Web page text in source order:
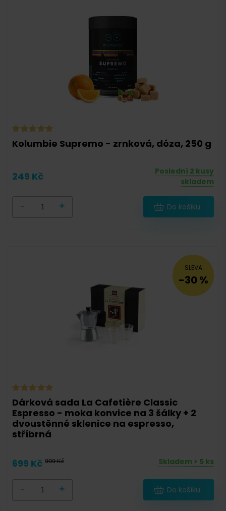
Kolumbie Supremo - zrnková, dóza, 250 g
249 Kč
Poslední 2 kusy
skladem
+ Do košíku
SLEVA
-30 %
Dárková sada La Cafetière Classic
Espresso - moka konvice na 3 šálky + 2
dvoustěnné sklenice na espresso,
stříbrná
699 Kč 999 Kč Skladem > 5 ks
+ Do košíku